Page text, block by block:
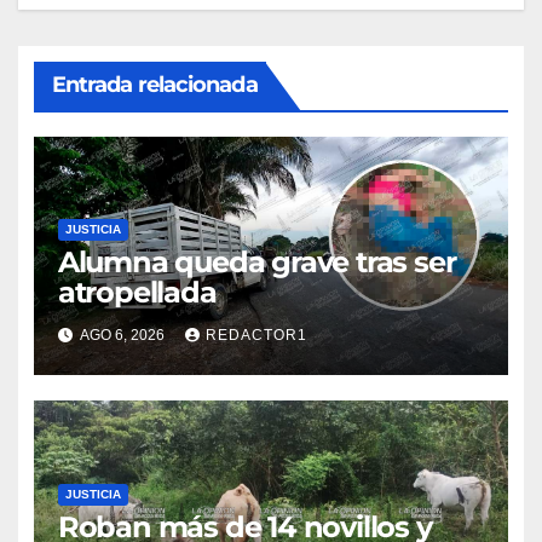
Entrada relacionada
JUSTICIA
Alumna queda grave tras ser
atropellada
AGO 6, 2026 REDACTOR1
JUSTICIA
Roban más de 14 novillos y